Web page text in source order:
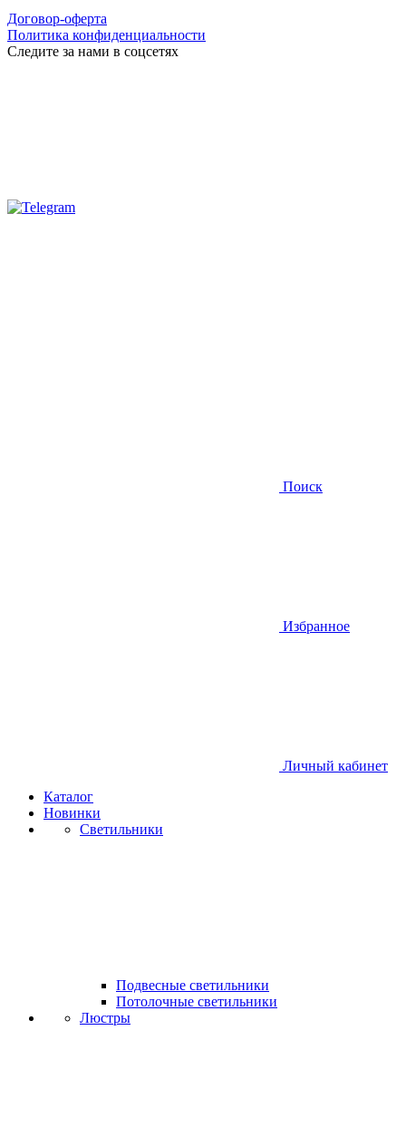
Договор-оферта
Политика конфиденциальности
Следите за нами в соцсетях
Поиск
Избранное
Личный кабинет
Каталог
Новинки
Светильники
Подвесные светильники
Потолочные светильники
Люстры